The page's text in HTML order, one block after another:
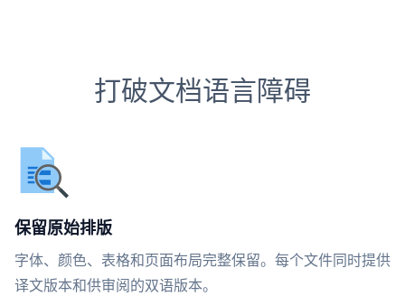
打破文档语言障碍
保留原始排版
字体、颜色、表格和页面布局完整保留。每个文件同时提供
译文版本和供审阅的双语版本。